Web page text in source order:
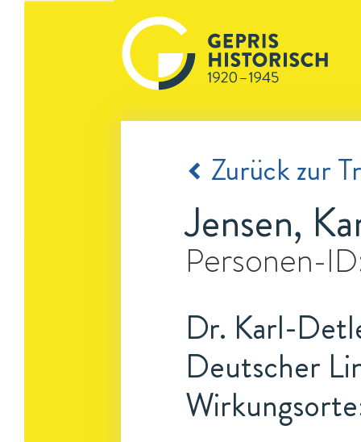
Zurück zur
Jensen,
Personen-
Dr. Karl-
Deutscher